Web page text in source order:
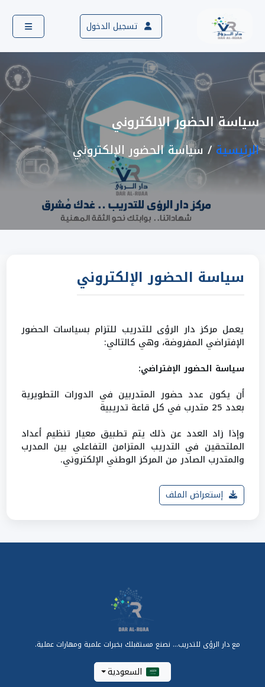
تسجيل الدخول
سياسة الحضور الإلكتروني
الرئيسية سياسة الحضور الإلكتروني
سياسة الحضور الإلكتروني
يعمل مركز دار الرؤى للتدريب للتزام بسياسات الحضور
الإفتراضي المفروضة، وهي كالتالي:
سياسة الحضور الإفتراضي:
أن يكون عدد حضور المتدربين في الدورات التطويرية
بعدد 25 متدرب في كل قاعة تدريبية
وإذا زاد العدد عن ذلك يتم تطبيق معيار تنظيم أعداد
الملتحقين في التدريب المتزامن التفاعلي بين المدرب
والمتدرب الصادر من المركز الوطني الإلكتروني.
إستعراض الملف
مع دار الرؤى للتدريب... نصنع مستقبلك بخبرات علمية ومهارات عملية.
السعودية